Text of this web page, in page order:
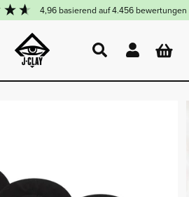
4,96 basierend auf4.456 bewertungen
Einloggen